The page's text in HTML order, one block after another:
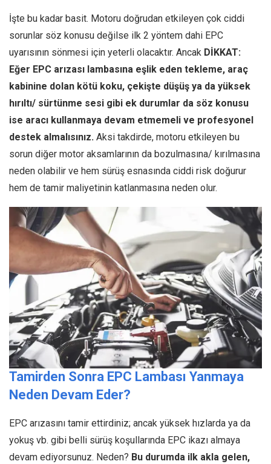
İşte bu kadar basit. Motoru doğrudan etkileyen çok ciddi
sorunlar söz konusu değilse ilk 2 yöntem dahi EPC
uyarısının sönmesi için yeterli olacaktır. Ancak DİKKAT:
Eğer EPC arızası lambasına eşlik eden tekleme, araç
kabinine dolan kötü koku, çekişte düşüş ya da yüksek
hırıltı/ sürtünme sesi gibi ek durumlar da söz konusu
ise aracı kullanmaya devam etmemeli ve profesyonel
destek almalısınız. Aksi takdirde, motoru etkileyen bu
sorun diğer motor aksamlarının da bozulmasına/ kırılmasına
neden olabilir ve hem sürüş esnasında ciddi risk doğurur
hem de tamir maliyetinin katlanmasına neden olur.
Tamirden Sonra EPC Lambası Yanmaya
Neden Devam Eder?
EPC arızasını tamir ettirdiniz; ancak yüksek hızlarda ya da
yokuş vb. gibi belli sürüş koşullarında EPC ikazı almaya
devam ediyorsunuz. Neden? Bu durumda ilk akla gelen,